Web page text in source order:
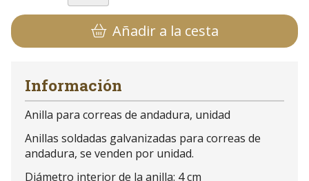
Añadir a la cesta
Información
Anilla para correas de andadura, unidad
Anillas soldadas galvanizadas para correas de
andadura, se venden por unidad.
Diámetro interior de la anilla: 4 cm